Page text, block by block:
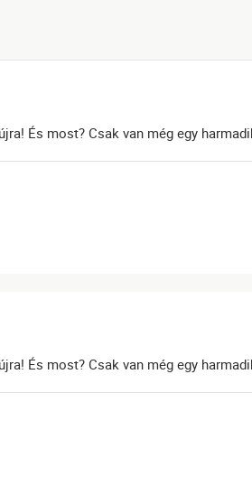
És most? Csak van még egy
És most? Csak van még egy